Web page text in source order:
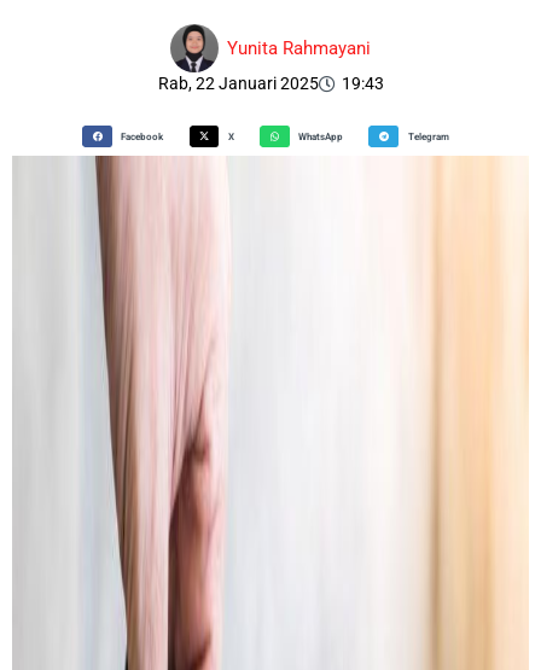
Yunita Rahmayani
Rab, 22 Januari 2025 19:43
Facebook X WhatsApp Telegram